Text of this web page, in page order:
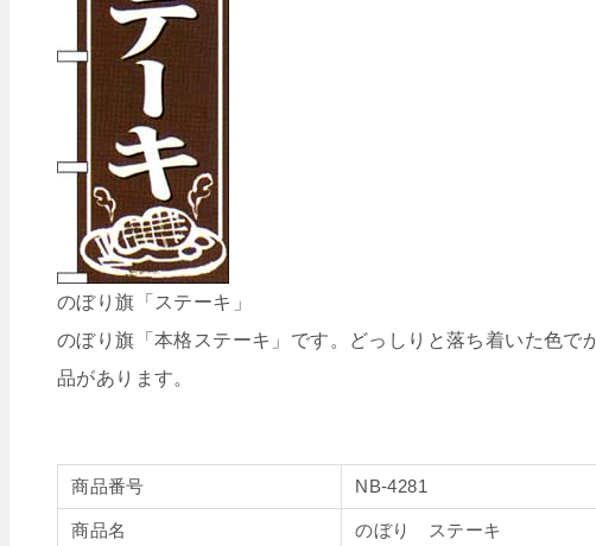
のぼり旗「ステーキ」
のぼり旗「本格ステーキ」です。どっしりと落ち着いた色で
品があります。
商品番号 NB-4281
商品名 のぼり ステーキ